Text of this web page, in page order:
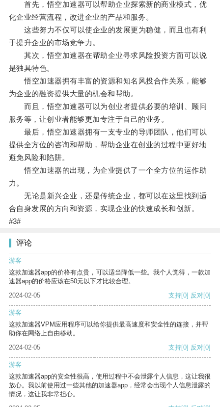
首先，悟空加速器可以帮助企业探索新的商业模式，优
化企业经营流程，改进企业的产品和服务。
这些努力不仅可以使企业的发展更为稳健，而且也有利
于提升企业的市场竞争力。
其次，悟空加速器在帮助企业寻求风险投资方面可以说
是独具特色。
悟空加速器拥有丰富的资源和知名风投合作关系，能够
为企业的融资提供大量的机会和帮助。
而且，悟空加速器可以为创业者提供必要的培训、顾问
服务等，让创业者能够更加专注于自己的业务。
最后，悟空加速器拥有一支专业的导师团队，他们可以
提供全方位的咨询和帮助，帮助企业在创业的过程中更好地
避免风险和陷阱。
悟空加速器的出现，为企业提供了一个全方位的运作助
力。
无论是新兴企业，还是传统企业，都可以在这里找到适
合自身发展的方向和资源，实现企业的快速成长和创新。
#3#
评论
游客
这款加速器app的价格有点贵，可以适当降低一些。我个人觉得，一款加
速器app的价格应该在50元以下才比较合理。
2024-02-05
支持[0] 反对[0]
游客
这款加速器VPM应用程序可以给你提供最高速度和安全性的连接，并帮
助你在网络上自由移动。
2024-02-05
支持[0] 反对[0]
游客
这款加速器app的安全性很高，使用过程中不会泄露个人信息，这让我很
放心。我以前使用过一些其他的加速器app，经常会出现个人信息泄露的
情况，这让我非常担心。